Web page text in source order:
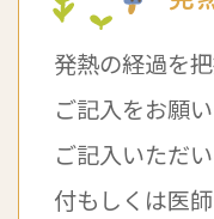
発熱の経過を
ご記入をお願
ご記入いただ
付もしくは医